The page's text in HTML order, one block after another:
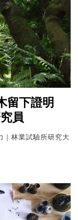
留下證明
員
｜林業試驗所研究大